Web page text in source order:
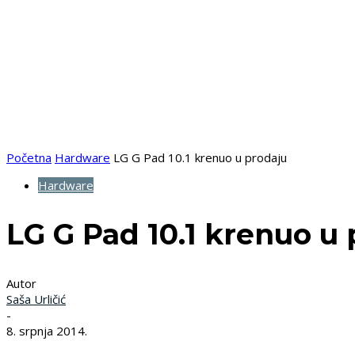
Početna Hardware LG G Pad 10.1 krenuo u prodaju
Hardware
LG G Pad 10.1 krenuo
Autor
Saša Urličić
-
8. srpnja 2014.